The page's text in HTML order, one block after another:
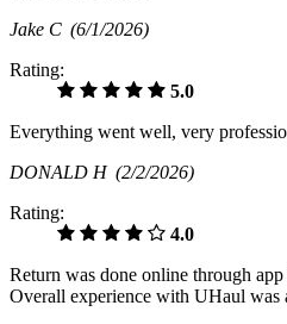
Jake C (6/1/2026)
Rating:
5.0
Everything went well, very
DONALD H (2/2/2026)
Rating:
4.0
Return was done online through
Overall experience with UHaul was